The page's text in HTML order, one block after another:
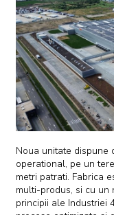
Noua unitate dispune
operational, pe un
metri patrati. Fabrica
multi-produs, si cu un
principii ale Industriei